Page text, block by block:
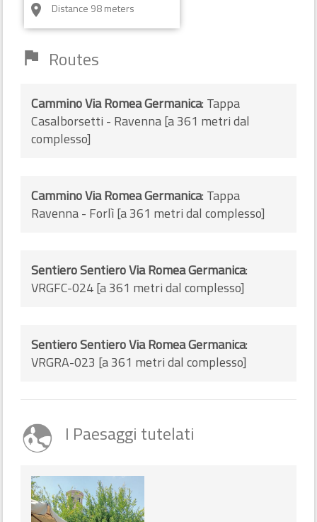
room Distance 98 meters
flag Routes
Cammino Via Romea Germanica: Tappa
Casalborsetti - Ravenna [a 361 metri dal
complesso]
Cammino Via Romea Germanica: Tappa
Ravenna - Forlì [a 361 metri dal complesso]
Sentiero Sentiero Via Romea Germanica:
VRGFC-024 [a 361 metri dal complesso]
Sentiero Sentiero Via Romea Germanica:
VRGRA-023 [a 361 metri dal complesso]
I Paesaggi tutelati